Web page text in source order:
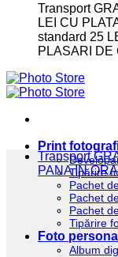
Transport
LEI CU
standard 25
PLASARI DE
Print
Tipărire
Pachet
Pachet
Pachet
Tipărire
Foto
Album
Transport
PANA IN